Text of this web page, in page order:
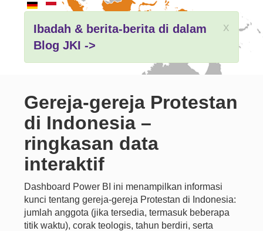
x
Ibadah & berita-berita di dalam
Blog JKI ->
Gereja-gereja Protestan
di Indonesia –
ringkasan data
interaktif
Dashboard Power BI ini menampilkan informasi
kunci tentang gereja-gereja Protestan di Indonesia:
jumlah anggota (jika tersedia, termasuk beberapa
titik waktu), corak teologis, tahun berdiri, serta